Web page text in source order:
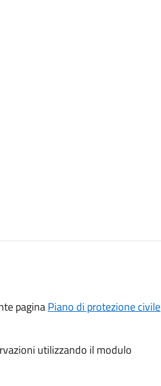
paginaPiano di protezione civile
utilizzando il modulo